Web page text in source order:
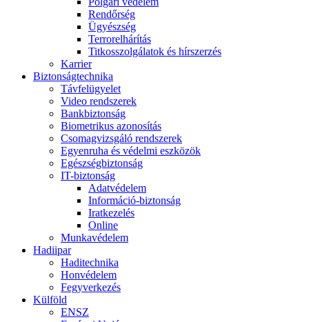
Rendőrség
Ügyészség
Terrorelhárítás
Titkosszolgálatok és hírszerzés
Karrier
Biztonságtechnika
Távfelügyelet
Video rendszerek
Bankbiztonság
Biometrikus azonosítás
Csomagvizsgáló rendszerek
Egyenruha és védelmi eszközök
Egészségbiztonság
IT-biztonság
Adatvédelem
Információ-biztonság
Iratkezelés
Online
Munkavédelem
Hadiipar
Haditechnika
Honvédelem
Fegyverkezés
Külföld
ENSZ